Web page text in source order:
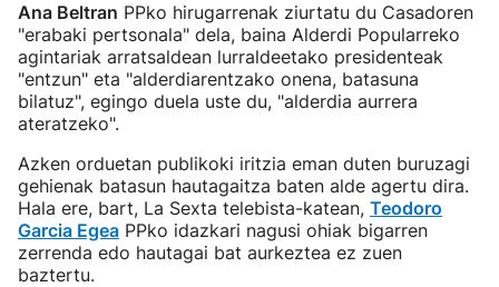
Ana Beltran PPko hirugarrenak ziurtatu du Casadoren
"erabaki pertsonala" dela, baina Alderdi Popularreko
agintariak arratsaldean lurraldeetako presidenteak
"entzun" eta "alderdiarentzako onena, batasuna
bilatuz", egingo duela uste du, "alderdia aurrera
ateratzeko".
Azken orduetan publikoki iritzia eman duten buruzagi
gehienak batasun hautagaitza baten alde agertu dira.
Hala ere, bart, La Sexta telebista-katean, Teodoro
Garcia Egea PPko idazkari nagusi ohiak bigarren
zerrenda edo hautagai bat aurkeztea ez zuen
baztertu.